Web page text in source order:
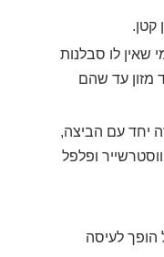
קטן.
שאין לו סבלנות
עד שהם
יחד עם הביצה,
ופלפל
הופך לעיסה